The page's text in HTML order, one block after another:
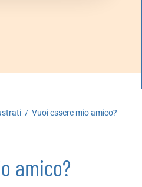
/ Vuoi essere mio amico?
amico?